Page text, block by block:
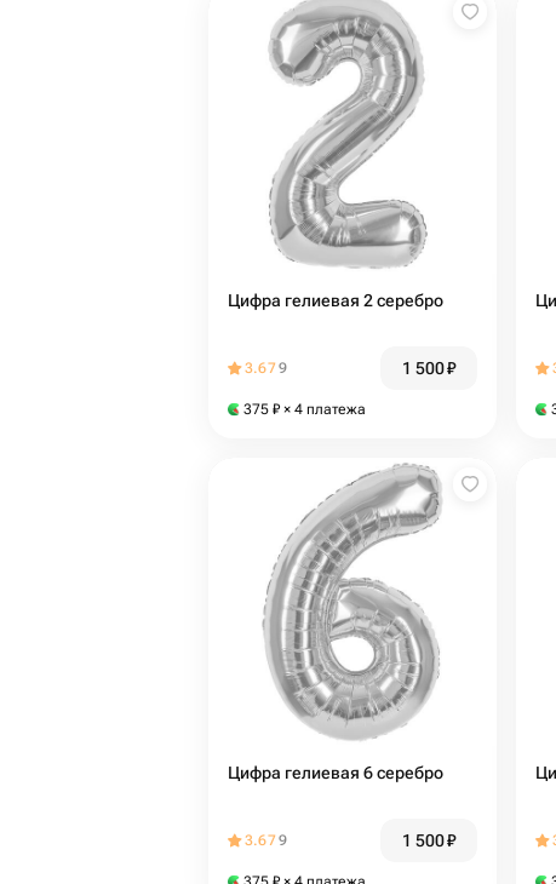
Цифра гелиевая 2 серебро
3.679 1 500₽
375 ₽ × 4 платежа
Цифра гелиевая 6 серебро
3.679 1 500₽